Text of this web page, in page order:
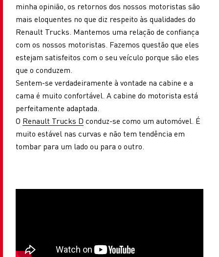
minha opinião, os retornos dos nossos motoristas são
mais eloquentes no que diz respeito às qualidades do
Renault Trucks. Mantemos uma relação de confiança
com os nossos motoristas. Fazemos questão que eles
estejam satisfeitos com o seu veículo porque são eles
que o conduzem.
Sentem-se verdadeiramente à vontade na cabine e a
cama é muito confortável. A cabine do motorista está
perfeitamente adaptada.
O Renault Trucks D conduz-se como um automóvel. É
muito estável nas curvas e não tem tendência em
tombar para um lado ou para o outro.